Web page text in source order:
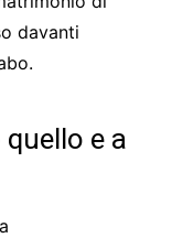
davanti
e a